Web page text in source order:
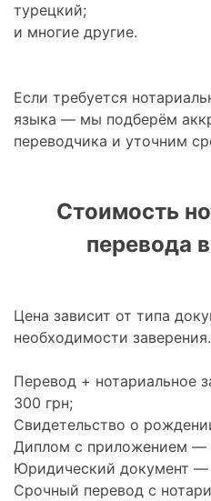
турецкий;
и многие другие.
Если требуется
языка — мы подберём
переводчика и уточним
Стоимость
перевода
Цена зависит от типа
необходимости
Перевод + нотариальное
300 грн;
Свидетельство о
Диплом с приложением —
Юридический документ —
Срочный перевод с